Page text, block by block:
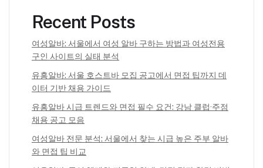
Recent Posts
여성알바: 서울에서 여성 알바 구하는 방법과 여성전용
구인 사이트의 실태 분석
유흥알바: 서울 호스트바 모집 공고에서 면접 팁까지 데
이터 기반 채용 가이드
유흥알바 시급 트렌드와 면접 필수 요건: 강남 클럽·주점
채용 공고 모음
여성알바 전문 분석: 서울에서 찾는 시급 높은 주부 알바
와 면접 팁 비교